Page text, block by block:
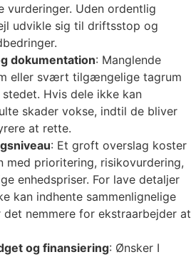
vurderinger. Uden ordentlig
udvikle sig til driftsstop og
dokumentation: Manglende
eller svært tilgængelige tagrum
Hvis dele ikke kan
skader vokse, indtil de bliver
at rette.
: Et groft overslag koster
med prioritering, risikovurdering,
enhedspriser. For lave detaljer
kan indhente sammenlignelige
nemmere for ekstraarbejder at
og finansiering: Ønsker I